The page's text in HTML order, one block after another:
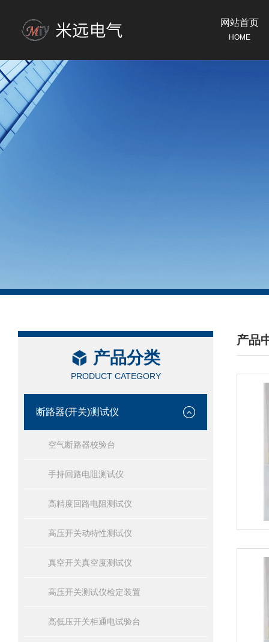
网站首页
HOME
产品分类
PRODUCT CATEGORY
断路器(开关)测试仪
空气断路器校验台
手持回路电阻测试仪
高精度回路电阻测试仪
高压开关动特性测试仪
真空开关真空度测试仪
高压开关测试仪检定装置
高低压开关柜通电试验台
产品
/